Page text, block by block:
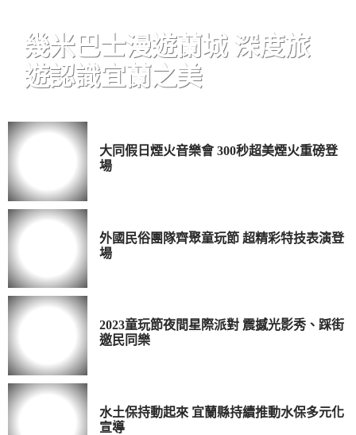
幾米巴士漫遊蘭城 深度旅
遊認識宜蘭之美
大同假日煙火音樂會 300秒超美煙火重磅登
場
外國民俗團隊齊聚童玩節 超精彩特技表演登
場
2023童玩節夜間星際派對 震撼光影秀、踩街
邀民同樂
水土保持動起來 宜蘭縣持續推動水保多元化
宣導